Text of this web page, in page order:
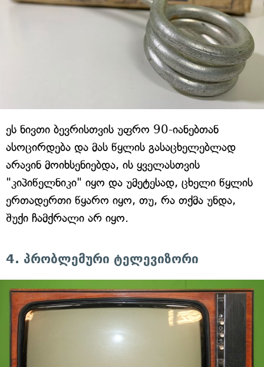
ეს ნივთი ბევრისთვის უფრო 90-იანებთან
ასოცირდება და მას წყლის გასაცხელებლად
არავინ მოიხსენიებდა, ის ყველასთვის
"კიპიწელნიკი" იყო და უმეტესად, ცხელი წყლის
ერთადერთი წყარო იყო, თუ, რა თქმა უნდა,
შუქი ჩამქრალი არ იყო.
4. პრობლემური ტელევიზორი